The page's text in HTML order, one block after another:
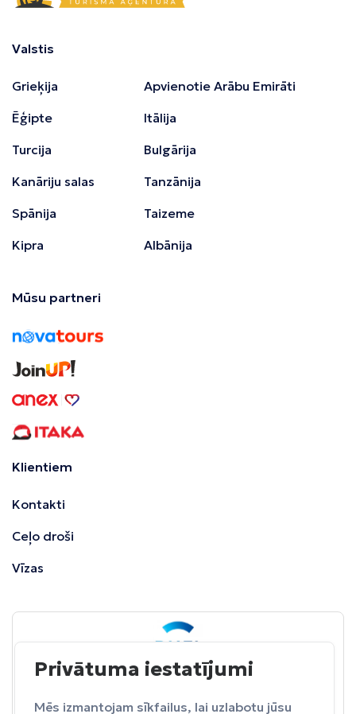
Valstis
Grieķija
Ēģipte
Turcija
Kanāriju salas
Spānija
Kipra
Apvienotie Arābu Emirāti
Itālija
Bulgārija
Tanzānija
Taizeme
Albānija
Mūsu partneri
Klientiem
Kontakti
Ceļo droši
Vīzas
BALTA ceļojumu apdrošināšana
Pasargā sevi no neparedzētiem izdevumeim.
Privātuma iestatījumi
Mēs izmantojam sīkfailus, lai uzlabotu jūsu